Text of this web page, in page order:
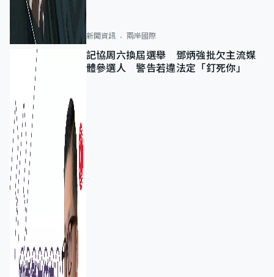
新聞資訊 兩岸國際
記協周六換屆選舉 鄧炳強批欠主流媒
體參選人 警告若違法定「釘死你」